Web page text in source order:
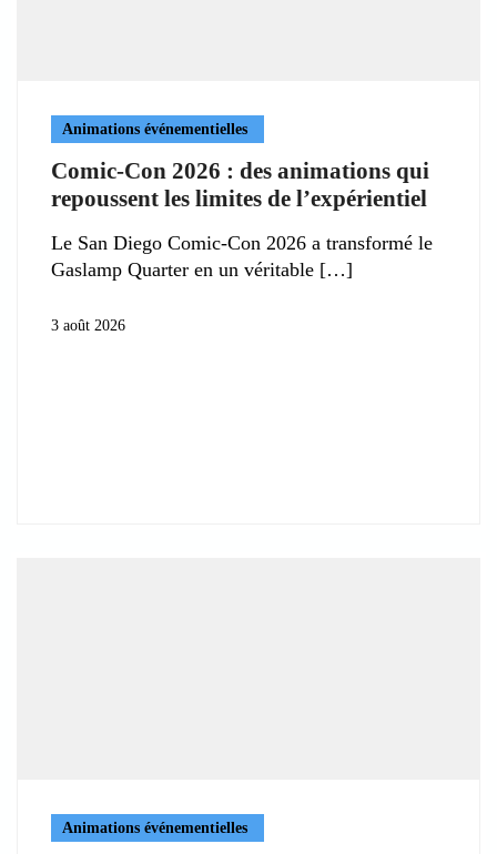
Animations événementielles
Comic-Con 2026 : des animations qui
repoussent les limites de l’expérientiel
Le San Diego Comic-Con 2026 a transformé le
Gaslamp Quarter en un véritable
3 août 2026
Animations événementielles